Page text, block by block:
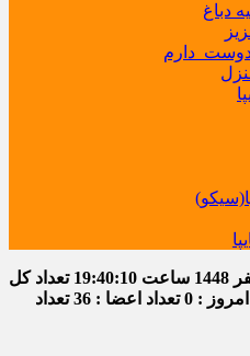
دباغ
ساعت 19:40:10 تعداد کل
: 0 تعداد اعضا : 36
تعداد